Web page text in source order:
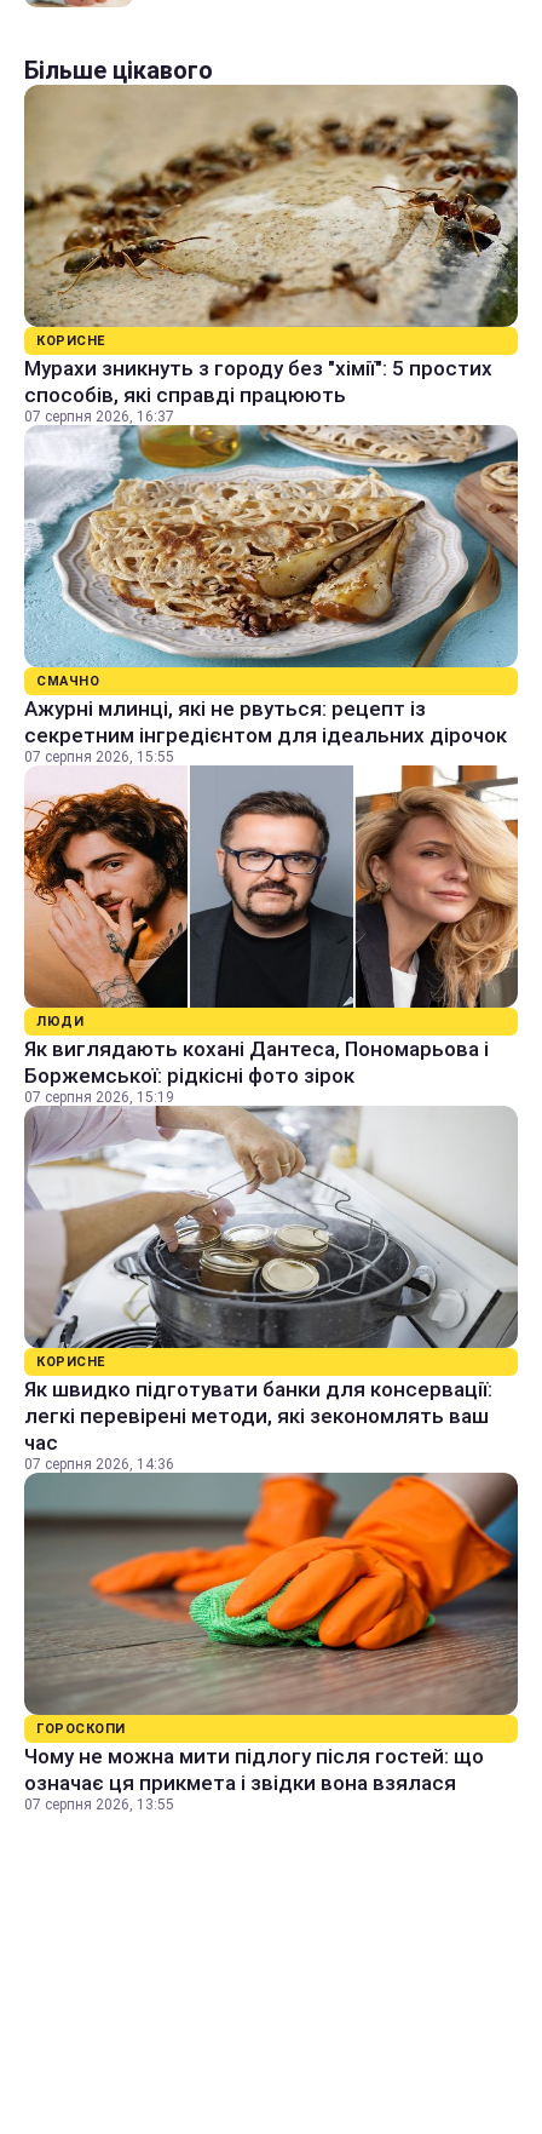
Більше цікавого
КОРИСНЕ
Мурахи зникнуть з городу без "хімії": 5 простих
способів, які справді працюють
07 серпня 2026, 16:37
СМАЧНО
Ажурні млинці, які не рвуться: рецепт із
секретним інгредієнтом для ідеальних дірочок
07 серпня 2026, 15:55
ЛЮДИ
Як виглядають кохані Дантеса, Пономарьова і
Боржемської: рідкісні фото зірок
07 серпня 2026, 15:19
КОРИСНЕ
Як швидко підготувати банки для консервації:
легкі перевірені методи, які зекономлять ваш
час
07 серпня 2026, 14:36
ГОРОСКОПИ
Чому не можна мити підлогу після гостей: що
означає ця прикмета і звідки вона взялася
07 серпня 2026, 13:55